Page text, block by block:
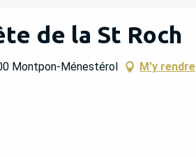
de la St Roch
Montpon-Ménestérol M'y rendre